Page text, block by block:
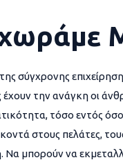
σύγχρονης
έχουν την ανάγκη οι
τόσο εντός όσο
στους πελάτες,
Να μπορούν να